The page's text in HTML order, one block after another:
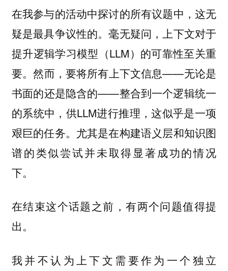
在我参与的活动中探讨的所有议题中，这无
疑是最具争议性的。毫无疑问，上下文对于
提升逻辑学习模型（LLM）的可靠性至关重
要。然而，要将所有上下文信息——无论是
书面的还是隐含的——整合到一个逻辑统一
的系统中，供LLM进行推理，这似乎是一项
艰巨的任务。尤其是在构建语义层和知识图
谱的类似尝试并未取得显著成功的情况
下。
在结束这个话题之前，有两个问题值得提
出。
我并不认为上下文需要作为一个独立